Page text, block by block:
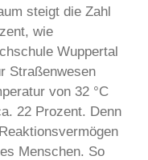
steigt die Zahl
wie
Wuppertal
Straßenwesen
von 32 °C
22 Prozent. Denn
Menschen. So